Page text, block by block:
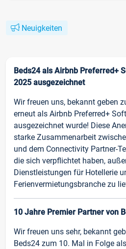
Neuigkeiten
Beds24 als Airbnb Preferred+
2025 ausgezeichnet
Wir freuen uns, bekannt geben
erneut als Airbnb Preferred+
ausgezeichnet wurde! Diese
starke Zusammenarbeit
und dem Connectivity Partner-
die sich verpflichtet haben,
Dienstleistungen für Hotellerie
Ferienvermietungsbranche zu
10 Jahre Premier Partner von
Wir freuen uns sehr, bekannt
Beds24 zum 10. Mal in Folge